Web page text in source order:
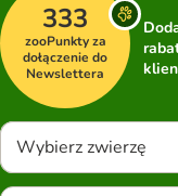
333
zooPunkty za
dołączenie do
Newslettera
Wybierz zwierzę